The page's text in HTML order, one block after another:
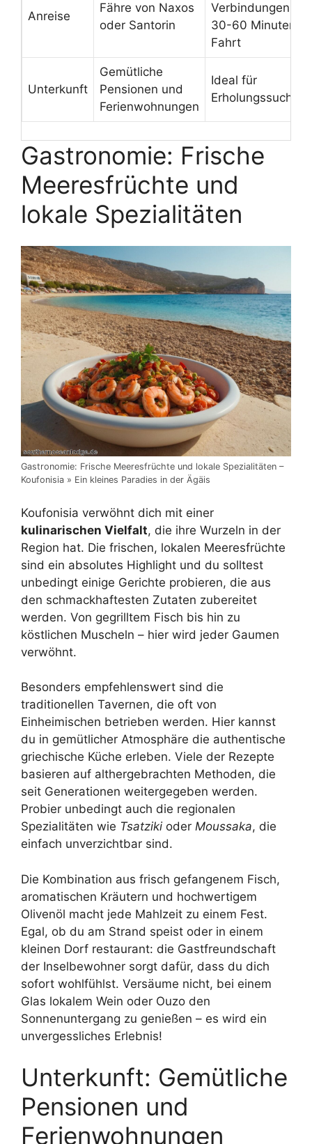
Anreise
Fähre von Naxos
oder Santorin
Verbindungen,
30-60 Minuten
Fahrt
Unterkunft
Gemütliche
Pensionen und
Ferienwohnungen
Ideal für
Gastronomie: Frische
Meeresfrüchte und
lokale Spezialitäten
Gastronomie: Frische Meeresfrüchte und lokale Spezialitäten –
Koufonisia » Ein kleines Paradies in der Ägäis
Koufonisia verwöhnt dich mit einer
kulinarischen Vielfalt, die ihre Wurzeln in der
Region hat. Die frischen, lokalen Meeresfrüchte
sind ein absolutes Highlight und du solltest
unbedingt einige Gerichte probieren, die aus
den schmackhaftesten Zutaten zubereitet
werden. Von gegrilltem Fisch bis hin zu
köstlichen Muscheln – hier wird jeder Gaumen
verwöhnt.
Besonders empfehlenswert sind die
traditionellen Tavernen, die oft von
Einheimischen betrieben werden. Hier kannst
du in gemütlicher Atmosphäre die authentische
griechische Küche erleben. Viele der Rezepte
basieren auf althergebrachten Methoden, die
seit Generationen weitergegeben werden.
Probier unbedingt auch die regionalen
Spezialitäten wie Tsatziki oder Moussaka, die
einfach unverzichtbar sind.
Die Kombination aus frisch gefangenem Fisch,
aromatischen Kräutern und hochwertigem
Olivenöl macht jede Mahlzeit zu einem Fest.
Egal, ob du am Strand speist oder in einem
kleinen Dorf restaurant: die Gastfreundschaft
der Inselbewohner sorgt dafür, dass du dich
sofort wohlfühlst. Versäume nicht, bei einem
Glas lokalem Wein oder Ouzo den
Sonnenuntergang zu genießen – es wird ein
unvergessliches Erlebnis!
Unterkunft: Gemütliche
Pensionen und
Ferienwohnungen